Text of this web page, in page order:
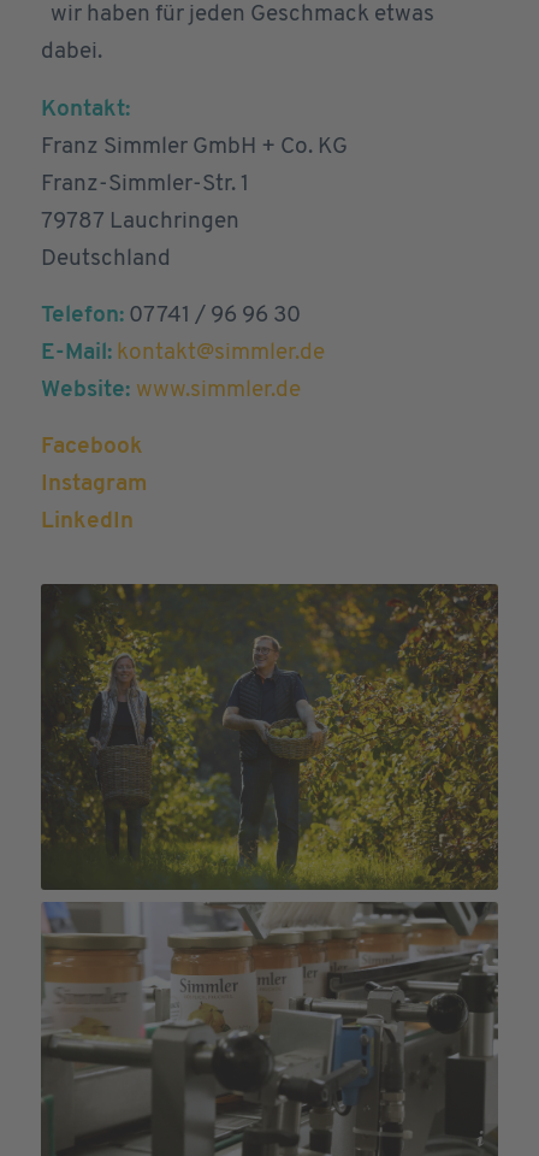
wir haben für jeden Geschmack etwas
dabei.
Kontakt:
Franz Simmler GmbH + Co. KG
Franz-Simmler-Str. 1
79787 Lauchringen
Deutschland
Telefon:07741 / 96 96 30
E-Mail: kontakt@simmler.de
Website: www.simmler.de
Facebook
Instagram
LinkedIn
ZENOMUZIK GmbH, Böblinger Str. 87a, 70199 Stuttgart